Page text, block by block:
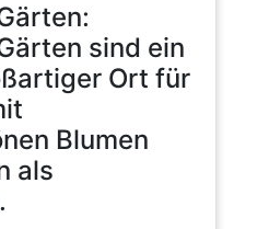
sind ein
Ort für
Blumen
als